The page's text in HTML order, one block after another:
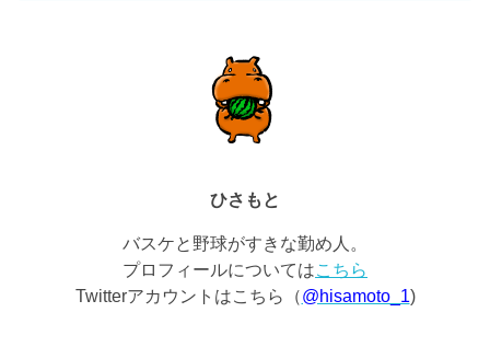
ひさもと
バスケと野球がすきな勤め人。
プロフィールについてはこちら
Twitterアカウントはこちら（@hisamoto_1)